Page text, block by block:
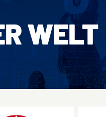
WELT